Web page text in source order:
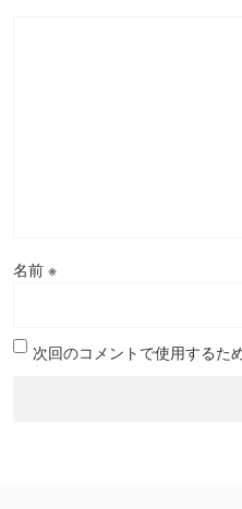
名前 ※
次回のコメントで使用するた